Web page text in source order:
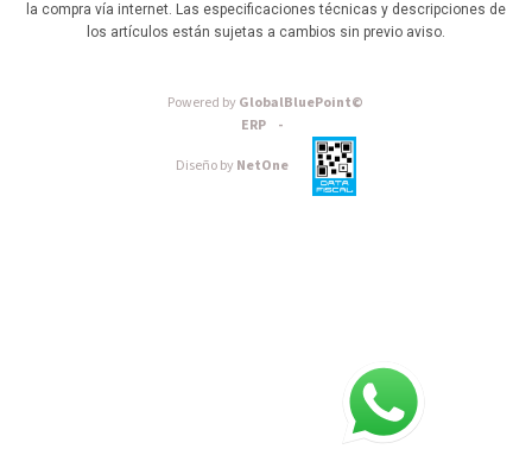
la compra vía internet. Las especificaciones técnicas y descripciones de
los artículos están sujetas a cambios sin previo aviso.
Powered byGlobalBluePoint©
ERP -
Diseño byNetOne